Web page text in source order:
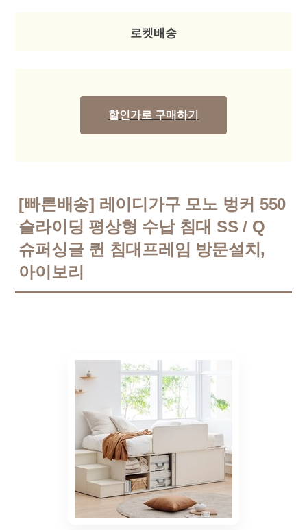
로켓배송
할인가로 구매하기
[빠른배송] 레이디가구 모노 벙커 550
슬라이딩 평상형 수납 침대 SS / Q
슈퍼싱글 퀸 침대프레임 방문설치,
아이보리